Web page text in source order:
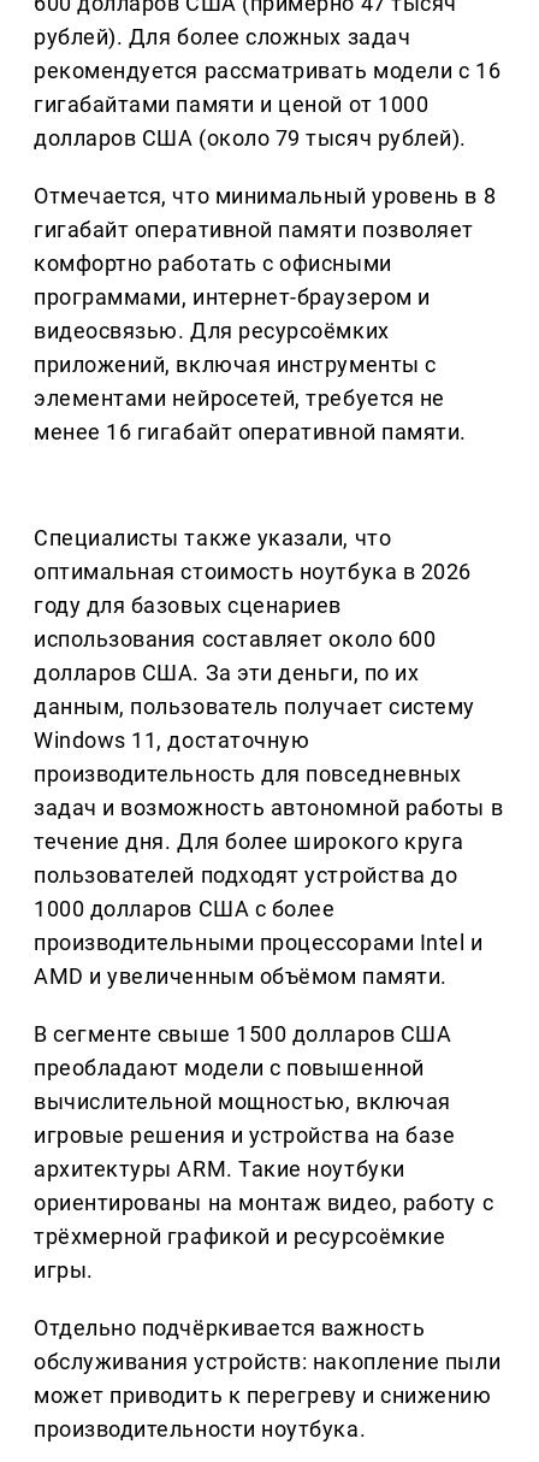
рублей). Для более сложных задач
рекомендуется рассматривать модели с 16
гигабайтами памяти и ценой от 1000
долларов США (около 79 тысяч рублей).
Отмечается, что минимальный уровень в 8
гигабайт оперативной памяти позволяет
комфортно работать с офисными
программами, интернет-браузером и
видеосвязью. Для ресурсоёмких
приложений, включая инструменты с
элементами нейросетей, требуется не
менее 16 гигабайт оперативной памяти.
Специалисты также указали, что
оптимальная стоимость ноутбука в 2026
году для базовых сценариев
использования составляет около 600
долларов США. За эти деньги, по их
данным, пользователь получает систему
Windows 11, достаточную
производительность для повседневных
задач и возможность автономной работы в
течение дня. Для более широкого круга
пользователей подходят устройства до
1000 долларов США с более
производительными процессорами Intel и
AMD и увеличенным объёмом памяти.
В сегменте свыше 1500 долларов США
преобладают модели с повышенной
вычислительной мощностью, включая
игровые решения и устройства на базе
архитектуры ARM. Такие ноутбуки
ориентированы на монтаж видео, работу с
трёхмерной графикой и ресурсоёмкие
игры.
Отдельно подчёркивается важность
обслуживания устройств: накопление пыли
может приводить к перегреву и снижению
производительности ноутбука.